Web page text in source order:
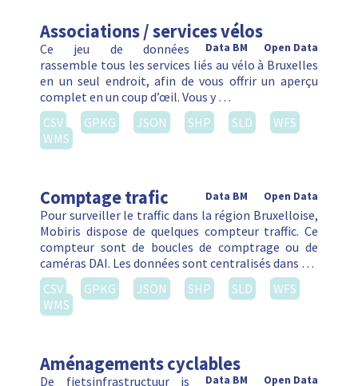
Associations / services vélos
Open Data
Data BM
Ce jeu de données
rassemble tous les services liés au vélo à Bruxelles
en un seul endroit, afin de vous offrir un aperçu
complet en un coup d’œil. Vous y …
CSV
GPKG JSON SHP SLD
WFS
WMS
Comptage trafic Open Data
Data BM
Pour surveiller le traffic dans la région Bruxelloise,
Mobiris dispose de quelques compteur traffic. Ce
compteur sont de boucles de comptrage ou de
caméras DAI. Les données sont centralisés dans …
CSV
GPKG JSON SHP SLD
WFS
WMS
Aménagements cyclables
Open Data
Data BM
De fietsinfrastructuur is